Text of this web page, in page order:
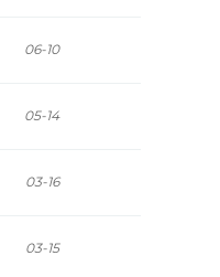
06-10
05-14
03-16
03-15